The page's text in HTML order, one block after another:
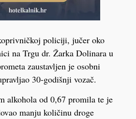
policiji, jučer oko
na Trgu dr. Žarka Dolinara u
zaustavljen je osobni
30-godišnji vozač.
alkohola od 0,67 promila te je
manju količinu droge